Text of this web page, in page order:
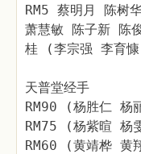
RM5 蔡明月 陈树
萧慧敏 陈子新 陈
桂 (李宗强 李育
天普堂经手
RM90 (杨胜仁 杨
RM75 (杨紫暄 杨
RM60 (黄靖桦 黄